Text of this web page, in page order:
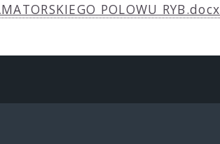
POLOWU RYB.docx